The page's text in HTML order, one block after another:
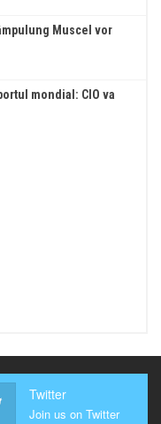
Muscel vor
mondial: CIO va
Twitter
Join us on Twitter